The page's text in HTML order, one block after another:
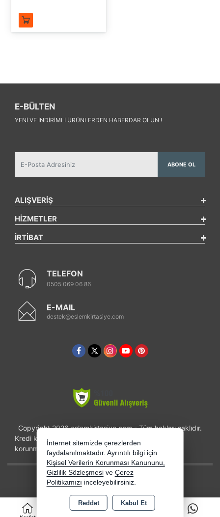
0
E-BÜLTEN
YENI VE INDIRIMLI ÜRÜNLERDEN HABERDAR OLUN !
ABONE OL
ALIŞVERİŞ
HİZMETLER
İRTİBAT
TELEFON
0505 069 06 86
E-MAIL
destek@eslemkirtasiye.com
Copyright 2026 eslemkirtasiye.com - Tüm hakları saklıdır.
Kredi kartı bilgileriniz 256bit SSL sertifikası ile
korunmaktadır.
Bu site AKINSOFT E-Ticaret ile hazırlanmıştır.
İnternet sitemizde çerezlerden
faydalanılmaktadır. Ayrıntılı bilgi için
Kişisel Verilerin Korunması Kanununu,
Gizlilik Sözleşmesi ve Çerez
Politikamızı inceleyebilirsiniz.
Reddet Kabul Et